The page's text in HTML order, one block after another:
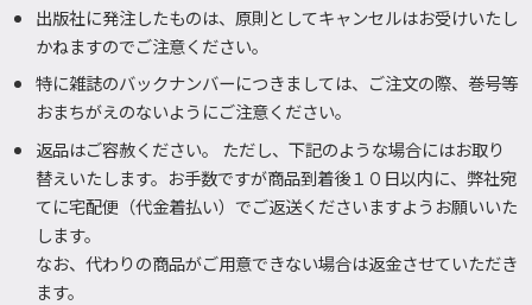
出版社に発注したものは、原則としてキャンセルはお受けいたし
かねますのでご注意ください。
特に雑誌のバックナンバーにつきましては、ご注文の際、巻号等
おまちがえのないようにご注意ください。
返品はご容赦ください。 ただし、下記のような場合にはお取り
替えいたします。お手数ですが商品到着後１０日以内に、弊社宛
てに宅配便（代金着払い）でご返送くださいますようお願いいた
します。
なお、代わりの商品がご用意できない場合は返金させていただき
ます。